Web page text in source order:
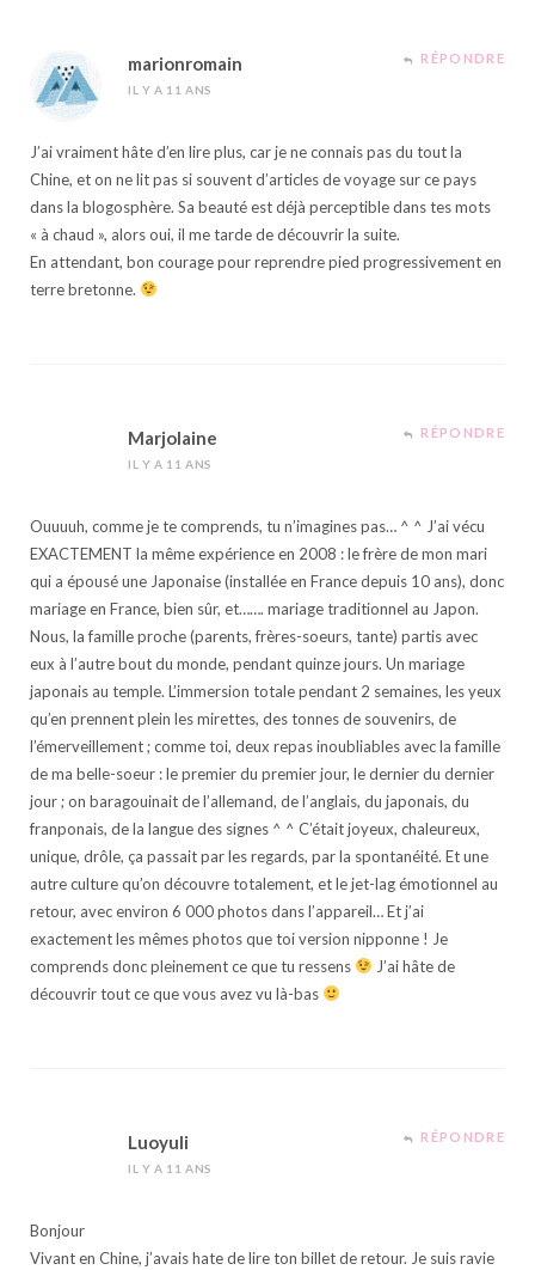
marionromain
IL Y A 11 ANS
RÉPONDRE
J’ai vraiment hâte d’en lire plus, car je ne connais pas du tout la
Chine, et on ne lit pas si souvent d’articles de voyage sur ce pays
dans la blogosphère. Sa beauté est déjà perceptible dans tes mots
« à chaud », alors oui, il me tarde de découvrir la suite.
En attendant, bon courage pour reprendre pied progressivement en
terre bretonne.
Marjolaine
IL Y A 11 ANS
RÉPONDRE
Ouuuuh, comme je te comprends, tu n’imagines pas… ^ ^ J’ai vécu
EXACTEMENT la même expérience en 2008 : le frère de mon mari
qui a épousé une Japonaise (installée en France depuis 10 ans), donc
mariage en France, bien sûr, et……. mariage traditionnel au Japon.
Nous, la famille proche (parents, frères-soeurs, tante) partis avec
eux à l’autre bout du monde, pendant quinze jours. Un mariage
japonais au temple. L’immersion totale pendant 2 semaines, les yeux
qu’en prennent plein les mirettes, des tonnes de souvenirs, de
l’émerveillement ; comme toi, deux repas inoubliables avec la famille
de ma belle-soeur : le premier du premier jour, le dernier du dernier
jour ; on baragouinait de l’allemand, de l’anglais, du japonais, du
franponais, de la langue des signes ^ ^ C’était joyeux, chaleureux,
unique, drôle, ça passait par les regards, par la spontanéité. Et une
autre culture qu’on découvre totalement, et le jet-lag émotionnel au
retour, avec environ 6 000 photos dans l’appareil… Et j’ai
exactement les mêmes photos que toi version nipponne ! Je
comprends donc pleinement ce que tu ressens
J’ai hâte de
découvrir tout ce que vous avez vu là-bas
Luoyuli
IL Y A 11 ANS
RÉPONDRE
Bonjour
Vivant en Chine, j’avais hate de lire ton billet de retour. Je suis ravie